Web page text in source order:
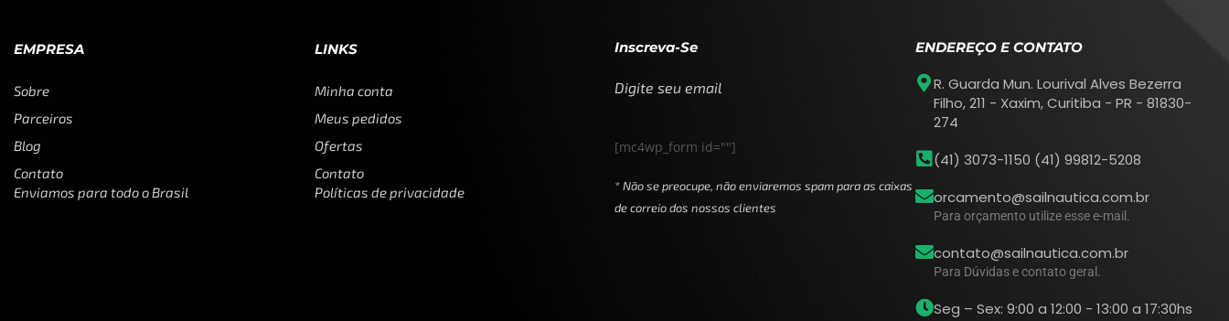
EMPRESA
Sobre
Parceiros
Blog
Contato
Enviamos para todo o Brasil
LINKS
Minha conta
Meus pedidos
Ofertas
Contato
Políticas de privacidade
Inscreva-Se
Digite seu email
[mc4wp_form id=""]
* Não se preocupe, não enviaremos spam para as caixas
de correio dos nossos clientes
ENDEREÇO E CONTATO
R. Guarda Mun. Lourival Alves Bezerra
Filho, 211 - Xaxim, Curitiba - PR - 81830-
274
(41) 3073-1150 (41) 99812-5208
orcamento@sailnautica.com.br
Para orçamento utilize esse e-mail.
contato@sailnautica.com.br
Para Dúvidas e contato geral.
Seg – Sex: 9:00 a 12:00 - 13:00 a 17:30hs